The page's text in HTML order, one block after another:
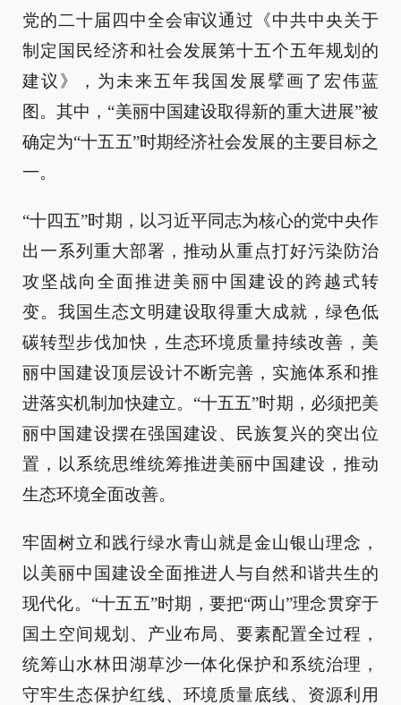
党的二十届四中全会审议通过《中共中央关于
制定国民经济和社会发展第十五个五年规划的
建议》，为未来五年我国发展擘画了宏伟蓝
图。其中，“美丽中国建设取得新的重大进展”被
确定为“十五五”时期经济社会发展的主要目标之
一。
“十四五”时期，以习近平同志为核心的党中央作
出一系列重大部署，推动从重点打好污染防治
攻坚战向全面推进美丽中国建设的跨越式转
变。我国生态文明建设取得重大成就，绿色低
碳转型步伐加快，生态环境质量持续改善，美
丽中国建设顶层设计不断完善，实施体系和推
进落实机制加快建立。“十五五”时期，必须把美
丽中国建设摆在强国建设、民族复兴的突出位
置，以系统思维统筹推进美丽中国建设，推动
生态环境全面改善。
牢固树立和践行绿水青山就是金山银山理念，
以美丽中国建设全面推进人与自然和谐共生的
现代化。“十五五”时期，要把“两山”理念贯穿于
国土空间规划、产业布局、要素配置全过程，
统筹山水林田湖草沙一体化保护和系统治理，
守牢生态保护红线、环境质量底线、资源利用